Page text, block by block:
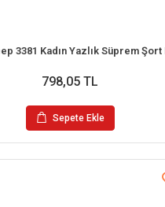
798,05 TL
Sepete Ekle